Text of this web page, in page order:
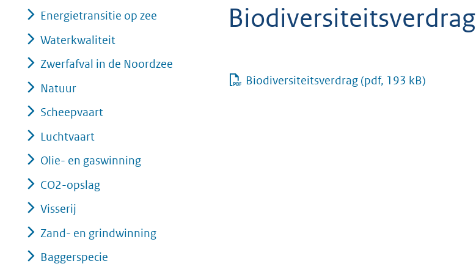
geweigerd.
Biodiversiteitsverdrag
Biodiversiteitsverdrag (pdf, 193 kB)
Energietransitie op zee
Waterkwaliteit
Zwerfafval in de Noordzee
Natuur
Scheepvaart
Luchtvaart
Olie- en gaswinning
CO2-opslag
Visserij
Zand- en grindwinning
Baggerspecie